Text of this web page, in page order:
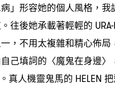
」形容她的個人風格 ， 我
往後她承載著輕輕的
， 不用太複雜和精心佈局
己填詞的〈魔鬼在身邊〉
真人機靈鬼馬的 HELEN